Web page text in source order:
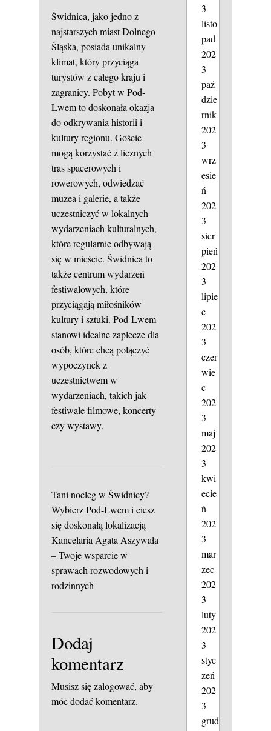
Świdnica, jako jedno z
najstarszych miast Dolnego
Śląska, posiada unikalny
klimat, który przyciąga
turystów z całego kraju i
zagranicy. Pobyt w Pod-
Lwem to doskonała okazja
do odkrywania historii i
kultury regionu. Goście
mogą korzystać z licznych
tras spacerowych i
rowerowych, odwiedzać
muzea i galerie, a także
uczestniczyć w lokalnych
wydarzeniach kulturalnych,
które regularnie odbywają
się w mieście. Świdnica to
także centrum wydarzeń
festiwalowych, które
przyciągają miłośników
kultury i sztuki. Pod-Lwem
stanowi idealne zaplecze dla
osób, które chcą połączyć
wypoczynek z
uczestnictwem w
wydarzeniach, takich jak
festiwale filmowe, koncerty
czy wystawy.
Tani nocleg w Świdnicy?
Wybierz Pod-Lwem i ciesz
się doskonałą lokalizacją
Kancelaria Agata Aszywała
– Twoje wsparcie w
sprawach rozwodowych i
rodzinnych
Dodaj
komentarz
Musisz sięzalogować, aby
móc dodać komentarz.
3
listo
pad
202
3
paź
dzie
rnik
202
3
wrz
esie
ń
202
3
sier
pień
202
3
lipie
c
202
3
czer
wie
c
202
3
maj
202
3
kwi
ecie
ń
202
3
mar
zec
202
3
luty
202
3
styc
zeń
202
3
grud